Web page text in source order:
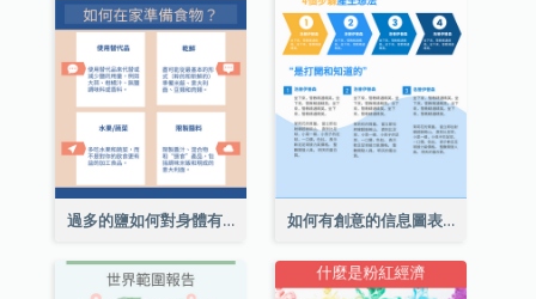
過多的鹽如何對身體有害信息圖表 如何有創意的信息圖表